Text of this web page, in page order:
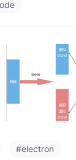
#electron